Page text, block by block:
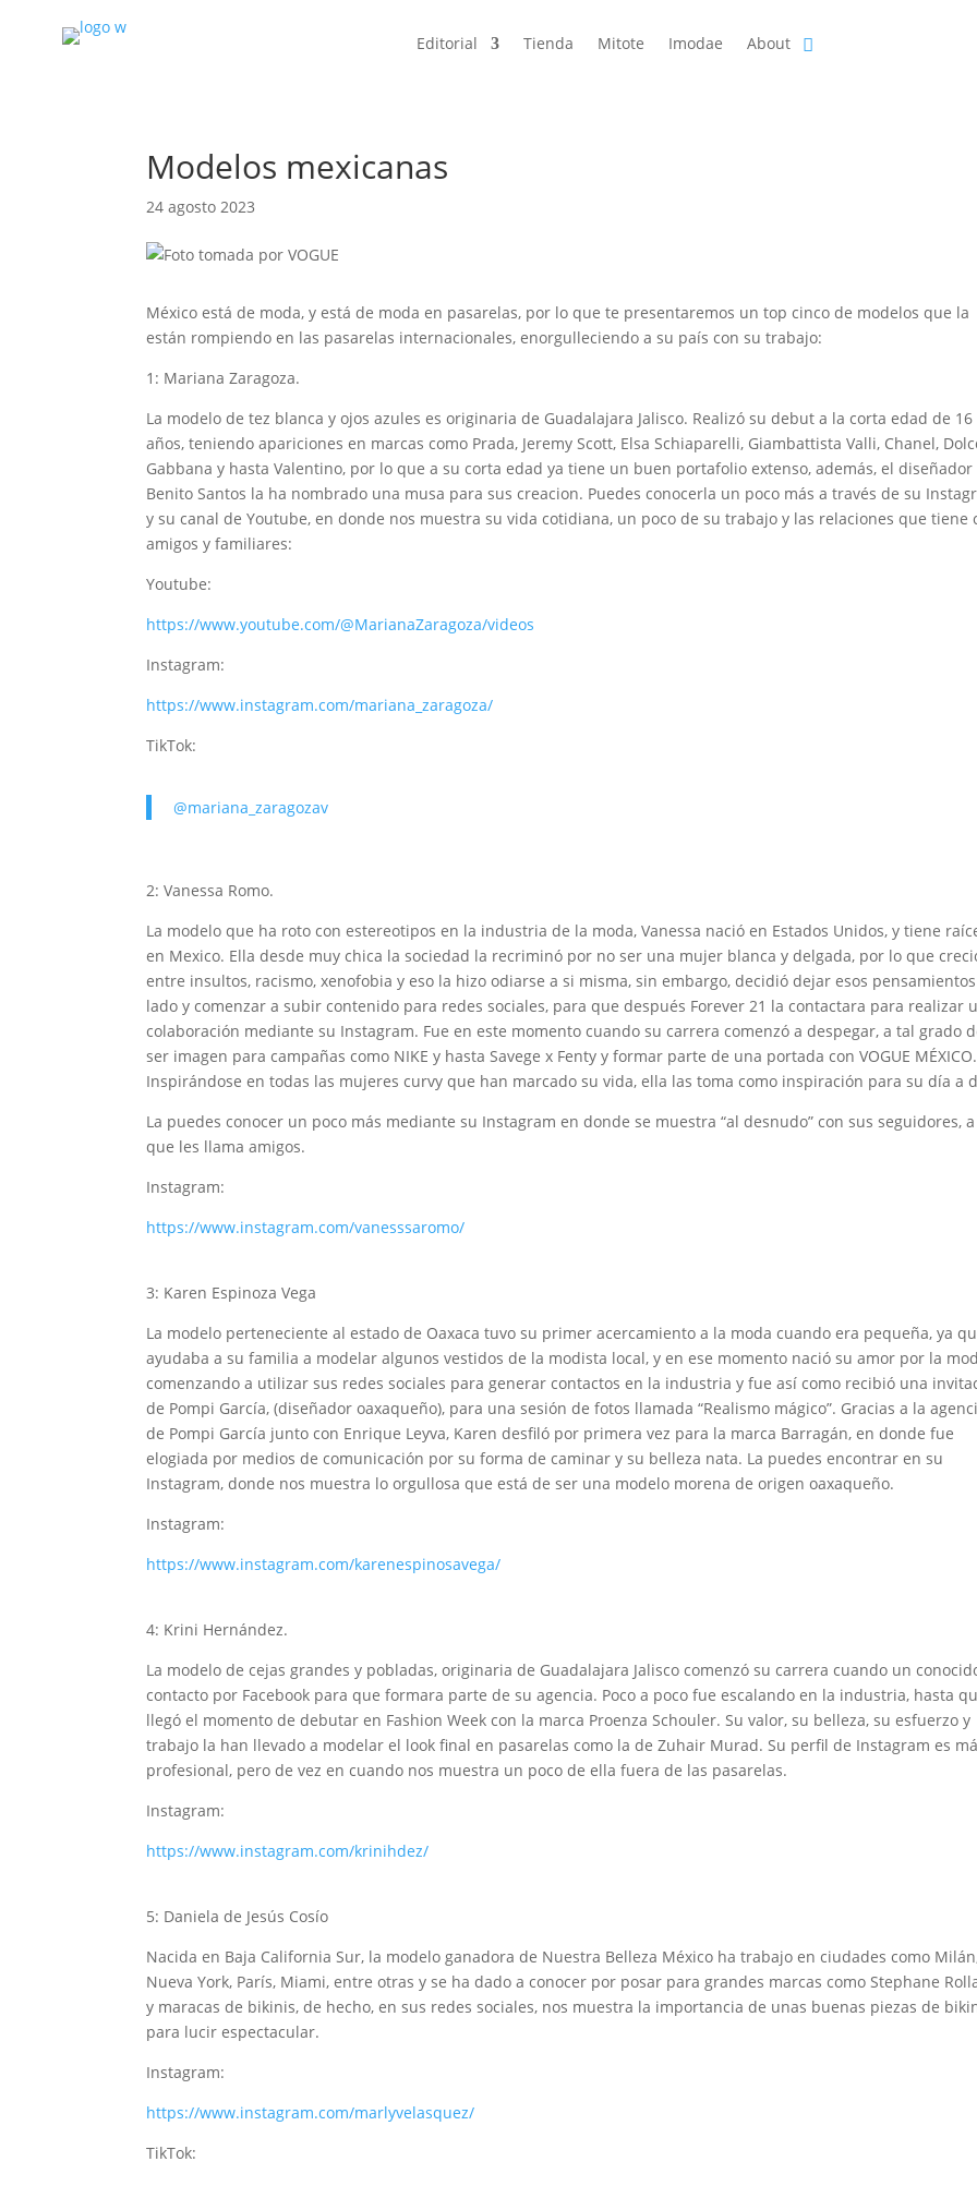
Editorial Tienda Mitote Imodae About
Modelos mexicanas
24 agosto 2023
México está de moda, y está de moda en pasarelas, por lo que te presentaremos un top cinco de modelos que la
están rompiendo en las pasarelas internacionales, enorgulleciendo a su país con su trabajo:
1: Mariana Zaragoza.
La modelo de tez blanca y ojos azules es originaria de Guadalajara Jalisco. Realizó su debut a la corta edad de 16
años, teniendo apariciones en marcas como Prada, Jeremy Scott, Elsa Schiaparelli, Giambattista Valli, Chanel,
Gabbana y hasta Valentino, por lo que a su corta edad ya tiene un buen portafolio extenso, además, el diseñador
Benito Santos la ha nombrado una musa para sus creacion. Puedes conocerla un poco más a través de su
y su canal de Youtube, en donde nos muestra su vida cotidiana, un poco de su trabajo y las relaciones que tiene
amigos y familiares:
Youtube:
https://www.youtube.com/@MarianaZaragoza/videos
Instagram:
https://www.instagram.com/mariana_zaragoza/
TikTok:
@mariana_zaragozav
2: Vanessa Romo.
La modelo que ha roto con estereotipos en la industria de la moda, Vanessa nació en Estados Unidos, y tiene
en Mexico. Ella desde muy chica la sociedad la recriminó por no ser una mujer blanca y delgada, por lo que
entre insultos, racismo, xenofobia y eso la hizo odiarse a si misma, sin embargo, decidió dejar esos
lado y comenzar a subir contenido para redes sociales, para que después Forever 21 la contactara para realizar
colaboración mediante su Instagram. Fue en este momento cuando su carrera comenzó a despegar, a tal grado
ser imagen para campañas como NIKE y hasta Savege x Fenty y formar parte de una portada con VOGUE MÉXICO.
Inspirándose en todas las mujeres curvy que han marcado su vida, ella las toma como inspiración para su día a
La puedes conocer un poco más mediante su Instagram en donde se muestra “al desnudo” con sus seguidores,
que les llama amigos.
Instagram:
https://www.instagram.com/vanesssaromo/
3: Karen Espinoza Vega
La modelo perteneciente al estado de Oaxaca tuvo su primer acercamiento a la moda cuando era pequeña, ya
ayudaba a su familia a modelar algunos vestidos de la modista local, y en ese momento nació su amor por la
comenzando a utilizar sus redes sociales para generar contactos en la industria y fue así como recibió una
de Pompi García, (diseñador oaxaqueño), para una sesión de fotos llamada “Realismo mágico”. Gracias a la
de Pompi García junto con Enrique Leyva, Karen desfiló por primera vez para la marca Barragán, en donde fue
elogiada por medios de comunicación por su forma de caminar y su belleza nata. La puedes encontrar en su
Instagram, donde nos muestra lo orgullosa que está de ser una modelo morena de origen oaxaqueño.
Instagram:
https://www.instagram.com/karenespinosavega/
4: Krini Hernández.
La modelo de cejas grandes y pobladas, originaria de Guadalajara Jalisco comenzó su carrera cuando un
contacto por Facebook para que formara parte de su agencia. Poco a poco fue escalando en la industria, hasta
llegó el momento de debutar en Fashion Week con la marca Proenza Schouler. Su valor, su belleza, su esfuerzo y
trabajo la han llevado a modelar el look final en pasarelas como la de Zuhair Murad. Su perfil de Instagram es
profesional, pero de vez en cuando nos muestra un poco de ella fuera de las pasarelas.
Instagram:
https://www.instagram.com/krinihdez/
5: Daniela de Jesús Cosío
Nacida en Baja California Sur, la modelo ganadora de Nuestra Belleza México ha trabajo en ciudades como
Nueva York, París, Miami, entre otras y se ha dado a conocer por posar para grandes marcas como Stephane
y maracas de bikinis, de hecho, en sus redes sociales, nos muestra la importancia de unas buenas piezas de
para lucir espectacular.
Instagram:
https://www.instagram.com/marlyvelasquez/
TikTok: